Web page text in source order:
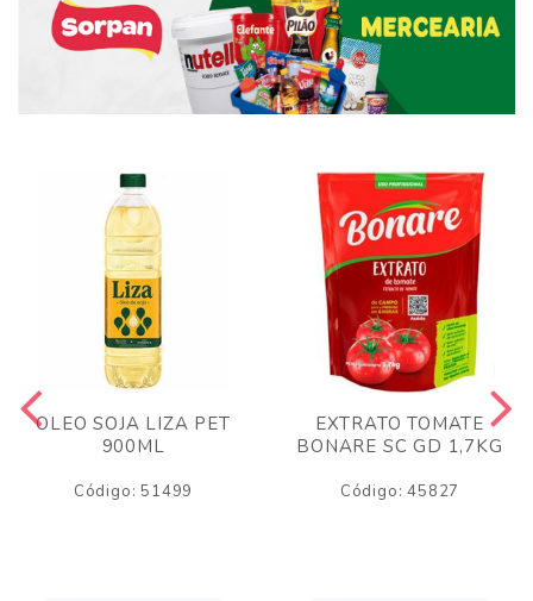
OLEO SOJA LIZA PET
900ML
Código: 51499
EXTRATO TOMATE
BONARE SC GD 1,7KG
Código: 45827